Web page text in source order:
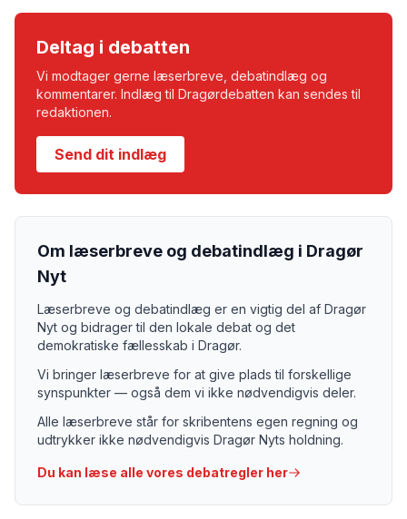
Deltag i debatten
Vi modtager gerne læserbreve, debatindlæg og
kommentarer. Indlæg til Dragørdebatten kan sendes til
redaktionen.
Send dit indlæg
Om læserbreve og debatindlæg i Dragør
Nyt
Læserbreve og debatindlæg er en vigtig del af Dragør
Nyt og bidrager til den lokale debat og det
demokratiske fællesskab i Dragør.
Vi bringer læserbreve for at give plads til forskellige
synspunkter — også dem vi ikke nødvendigvis deler.
Alle læserbreve står for skribentens egen regning og
udtrykker ikke nødvendigvis Dragør Nyts holdning.
Du kan læse alle vores debatregler her